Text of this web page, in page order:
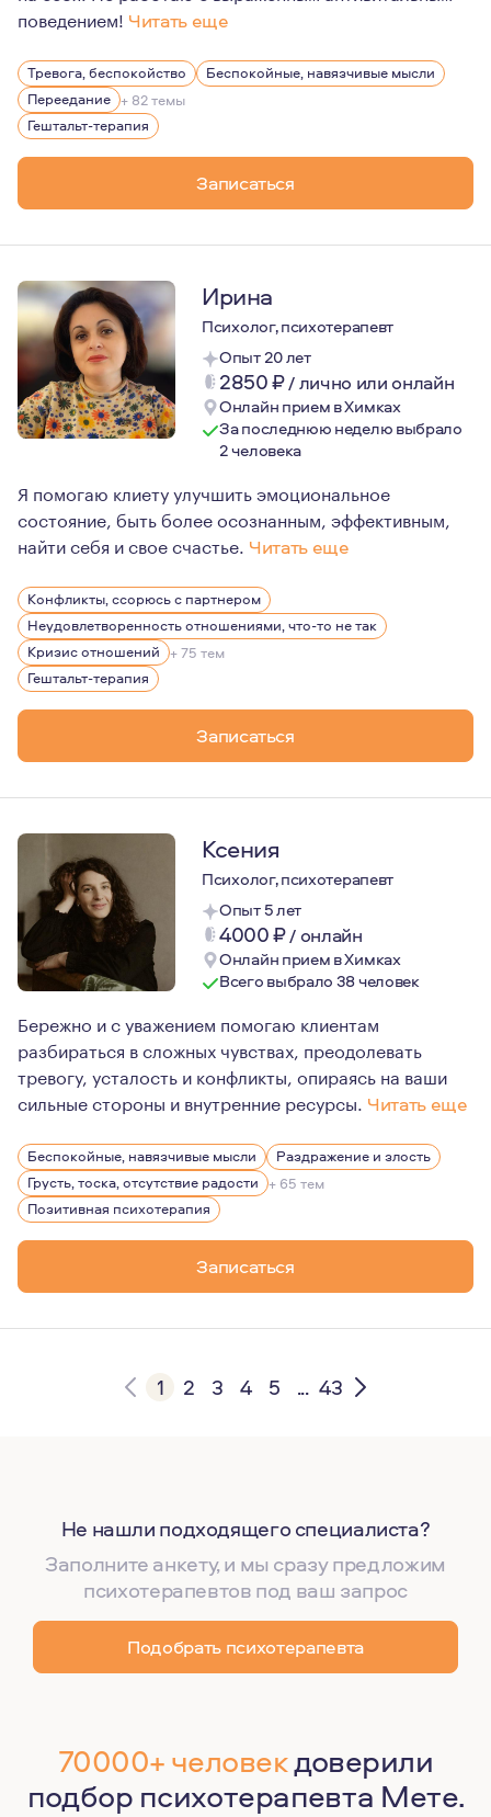
поведением! Читать еще
Мои ценности в работе: этика, гуманизм,
Я вдумчивый, теплый, устойчивый и внимательный
Работаю только длительно, не смогу помочь в
Тревога, беспокойство
Беспокойные, навязчивые мысли
Переедание + 82 темы
Гештальт-терапия
Записаться
Ирина
Психолог, психотерапевт
Опыт 20 лет
2850₽/лично или онлайн
Онлайн прием в Химках
За последнюю неделю выбрало
2 человека
Я помогаю клиету улучшить эмоциональное
состояние, быть более осознанным, эффективным,
найти себя и свое счастье. Читать еще
Выбор быть психологом неслучайный. У меня всегда
Конфликты, ссорюсь с партнером
Неудовлетворенность отношениями, что-то не так
Кризис отношений + 75 тем
Гештальт-терапия
Записаться
Ксения
Психолог, психотерапевт
Опыт 5 лет
4000₽/ онлайн
Онлайн прием в Химках
Всего выбрало 38 человек
Бережно и с уважением помогаю клиентам
разбираться в сложных чувствах, преодолевать
тревогу, усталость и конфликты, опираясь на ваши
сильные стороны и внутренние ресурсы. Читать еще
Наша работа может принимать следующие формы:
Консультирование- краткосрочный формат для
Терапия – исследование широкого спектра
Продолжительность сессии 50 минут
Психотерапия - это возможность увидеть и услышать
Беспокойные, навязчивые мысли
Раздражение и злость
Грусть, тоска, отсутствие радости + 65 тем
Позитивная психотерапия
Записаться
1 2 3 4 5 ... 43
Не нашли подходящего специалиста?
Заполните анкету, и мы сразу предложим
психотерапевтов под ваш запрос
Подобрать психотерапевта
70000+ человекдоверили
подбор психотерапевта Мете.